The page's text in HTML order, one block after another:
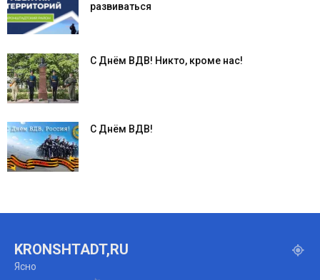
развиваться
С Днём ВДВ! Никто, кроме нас!
С Днём ВДВ!
KRONSHTADT,RU
Ясно